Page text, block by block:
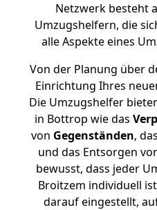
Netzwerk besteht
Umzugshelfern, die
alle Aspekte eines
Von der Planung über
Einrichtung Ihres
Die Umzugshelfer
in Bottrop wie das
von Gegenständen,
und das Entsorgen
bewusst, dass jeder
Broitzem individuell
darauf eingestellt,